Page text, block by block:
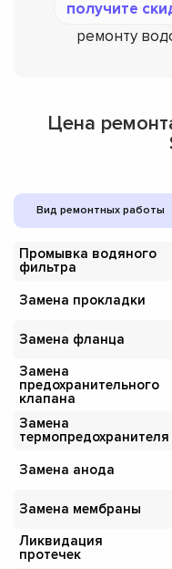
получите
ремонту
Цена
Вид ремонтных работы
Промывка водяного
фильтра
Замена прокладки
Замена фланца
Замена
предохранительного
клапана
Замена
термопредохранителя
Замена анода
Замена мембраны
Ликвидация
протечек